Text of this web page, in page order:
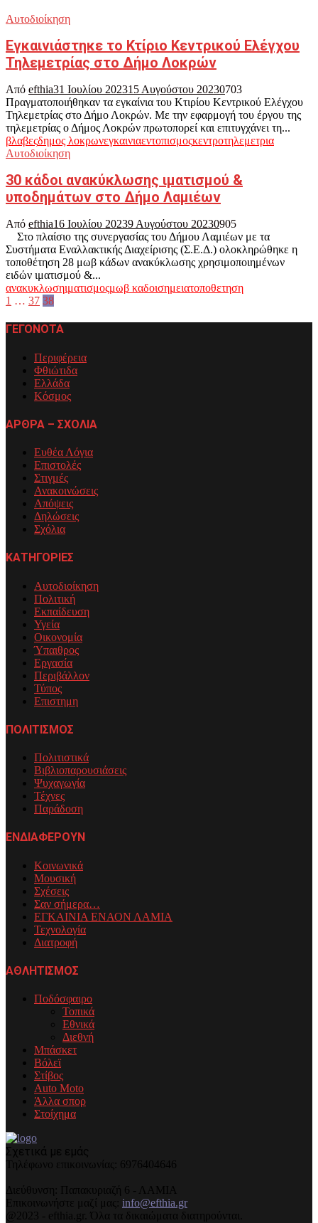
Αυτοδιοίκηση
Εγκαινιάστηκε το Κτίριο Κεντρικού Ελέγχου
Τηλεμετρίας στο Δήμο Λοκρών
Από efthia31 Ιουλίου 202315 Αυγούστου 20230703
Πραγματοποιήθηκαν τα εγκαίνια του Κτιρίου Κεντρικού Ελέγχου
Τηλεμετρίας στο Δήμο Λοκρών. Με την εφαρμογή του έργου της
τηλεμετρίας ο Δήμος Λοκρών πρωτοπορεί και επιτυγχάνει τη...
βλαβεςδημος λοκρωνεγκαινιαεντοπισμοςκεντροτηλεμετρια
Αυτοδιοίκηση
30 κάδοι ανακύκλωσης ιματισμού &
υποδημάτων στο Δήμο Λαμιέων
Από efthia16 Ιουλίου 20239 Αυγούστου 20230905
Στο πλαίσιο της συνεργασίας του Δήμου Λαμιέων με τα
Συστήματα Εναλλακτικής Διαχείρισης (Σ.Ε.Δ.) ολοκληρώθηκε η
τοποθέτηση 28 μωβ κάδων ανακύκλωσης χρησιμοποιημένων
ειδών ιματισμού &...
ανακυκλωσηιματισμοςμωβ καδοισημειατοποθετηση
Σελιδοποίηση
άρθρων
1 … 37 38
ΓΕΓΟΝΟΤΑ
Περιφέρεια
Φθιώτιδα
Ελλάδα
Κόσμος
ΑΡΘΡΑ – ΣΧΟΛΙΑ
Ευθέα Λόγια
Επιστολές
Στιγμές
Ανακοινώσεις
Απόψεις
Δηλώσεις
Σχόλια
ΚΑΤΗΓΟΡΙΕΣ
Αυτοδιοίκηση
Πολιτική
Εκπαίδευση
Υγεία
Οικονομία
Ύπαιθρος
Εργασία
Περιβάλλον
Τύπος
Επιστημη
ΠΟΛΙΤΙΣΜΟΣ
Πολιτιστικά
Βιβλιοπαρουσιάσεις
Ψυχαγωγία
Τέχνες
Παράδοση
ΕΝΔΙΑΦΕΡΟΥΝ
Κοινωνικά
Μουσική
Σχέσεις
Σαν σήμερα…
ΕΓΚΑΙΝΙΑ ΕΝΑΟΝ ΛΑΜΙΑ
Τεχνολογία
Διατροφή
ΑΘΛΗΤΙΣΜΟΣ
Ποδόσφαιρο
Τοπικά
Εθνικά
Διεθνή
Μπάσκετ
Βόλεϊ
Στίβος
Auto Moto
Άλλα σπορ
Στοίχημα
Σχετικά με εμάς
Τηλέφωνo επικοινωνίας: 6976404646
Διεύθυνση: Παπακυριαζή 6 - ΛΑΜΙΑ
Επικοινωνήστε μαζί μας: info@efthia.gr
@2023 - efthia.gr. Όλα τα δικαιώματα διατηρούνται.